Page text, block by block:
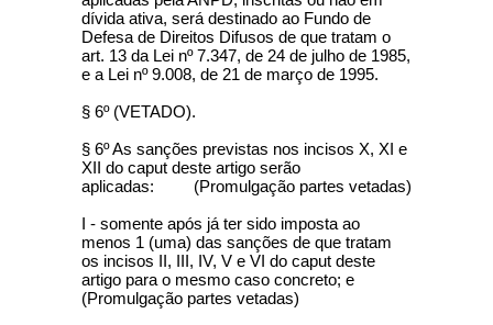
dívida ativa, será destinado ao Fundo de
Defesa de Direitos Difusos de que tratam o
art. 13 da Lei nº 7.347, de 24 de julho de 1985,
e a Lei nº 9.008, de 21 de março de 1995.
§ 6º (VETADO).
§ 6º As sanções previstas nos incisos X, XI e
XII do caput deste artigo serão
aplicadas: (Promulgação partes vetadas)
I - somente após já ter sido imposta ao
menos 1 (uma) das sanções de que tratam
os incisos II, III, IV, V e VI do caput deste
artigo para o mesmo caso concreto; e
(Promulgação partes vetadas)